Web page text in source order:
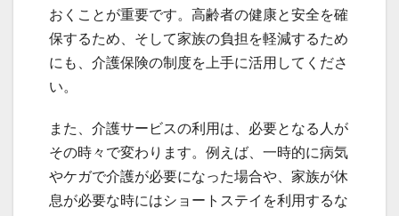
おくことが重要です。高齢者の健康と安全を確
保するため、そして家族の負担を軽減するため
にも、介護保険の制度を上手に活用してくださ
い。
また、介護サービスの利用は、必要となる人が
その時々で変わります。例えば、一時的に病気
やケガで介護が必要になった場合や、家族が休
息が必要な時にはショートステイを利用するな